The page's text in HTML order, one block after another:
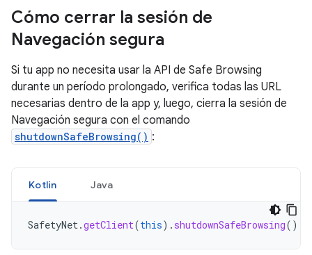
Cómo cerrar la sesión de
Navegación segura
Si tu app no necesita usar la API de Safe Browsing
durante un período prolongado, verifica todas las URL
necesarias dentro de la app y, luego, cierra la sesión de
Navegación segura con el comando
shutdownSafeBrowsing() :
Kotlin Java
SafetyNet.getClient(this). shutdownSafeBrowsing()